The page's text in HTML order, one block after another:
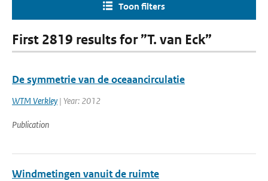
Toon filters
First 2819 results for ”T. van Eck”
De symmetrie van de oceaancirculatie
WTM Verkley | Year: 2012
Publication
Windmetingen vanuit de ruimte